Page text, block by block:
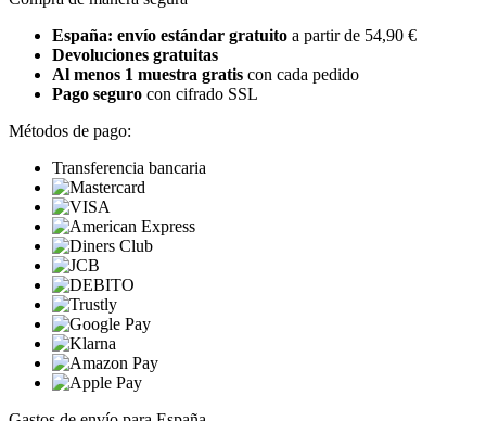
España: envío estándar gratuito a partir de 54,90 €
Devoluciones gratuitas
Al menos 1 muestra gratis con cada pedido
Pago seguro con cifrado SSL
Métodos de pago:
Transferencia bancaria